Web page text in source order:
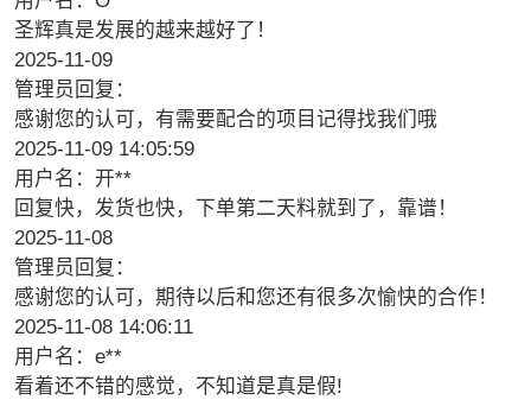
圣辉真是发展的越来越好了！
2025-11-09
管理员回复：
感谢您的认可，有需要配合的项目记得找我们哦
2025-11-09 14:05:59
用户名：开**
回复快，发货也快，下单第二天料就到了，靠谱！
2025-11-08
管理员回复：
感谢您的认可，期待以后和您还有很多次愉快的合作！
2025-11-08 14:06:11
用户名：e**
看着还不错的感觉，不知道是真是假!